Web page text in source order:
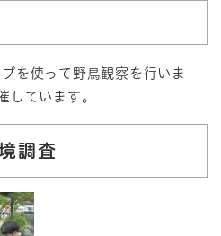
を使って野鳥観察を行いま
しています。
調査